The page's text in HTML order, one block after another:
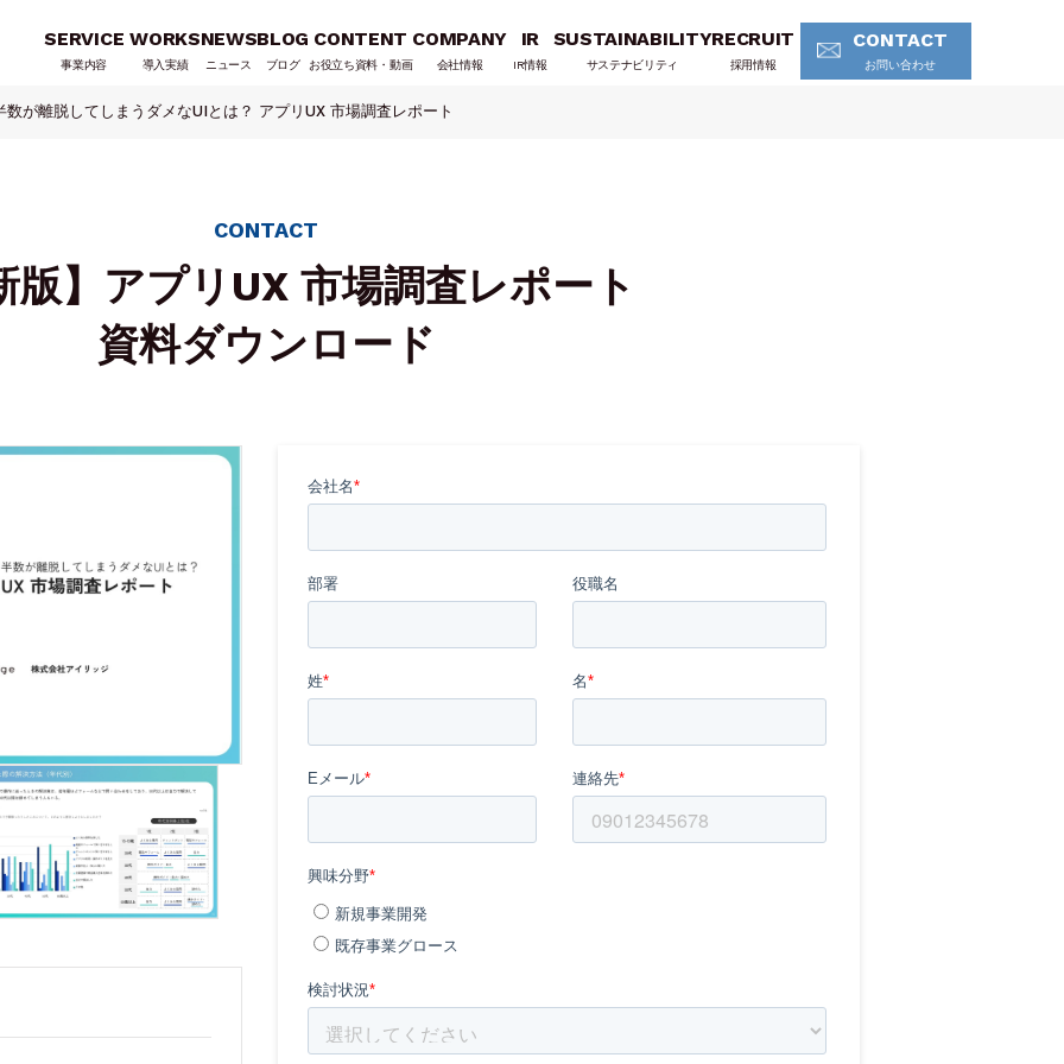
SERVICE
事業内容
WORKS
導入実績
NEWS
ニュース
BLOG
ブログ
CONTENT
お役立ち資料・動画
COMPANY
会社情報
IR
IR情報
SUSTAINABILITY
サステナビリティ
RECRUIT
採用情報
CONTACT
お問い合わせ
数が離脱してしまうダメなUIとは？ アプリUX 市場調査レポート
CONTACT
版】アプリUX 市場調査レポート
資料ダウンロード